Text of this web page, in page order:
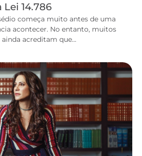
14.786
começa muito antes de uma
acontecer. No entanto, muitos
acreditam que...